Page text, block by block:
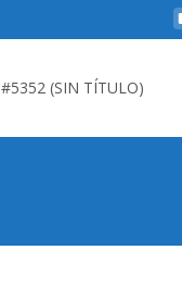
#5352 (SIN TÍTULO)